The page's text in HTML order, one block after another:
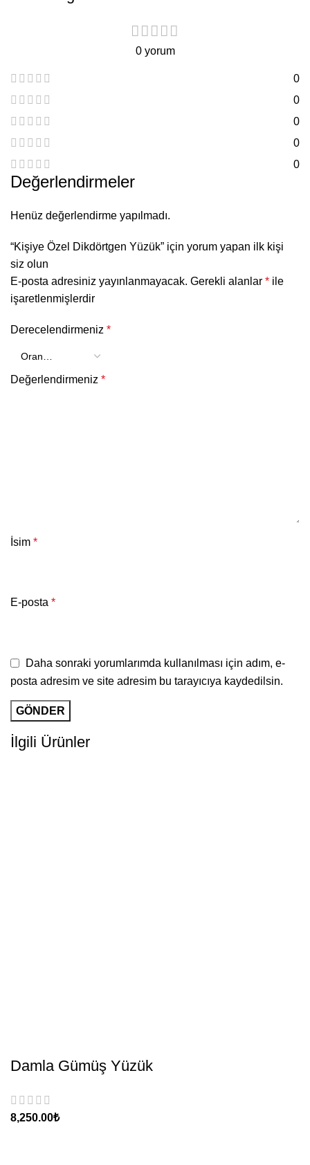
0 yorum
0
0
0
0
0
Değerlendirmeler
Henüz değerlendirme yapılmadı.
“Kişiye Özel Dikdörtgen Yüzük” için yorum yapan ilk kişi
siz olun
E-posta adresiniz yayınlanmayacak. Gerekli alanlar * ile
işaretlenmişlerdir
Derecelendirmeniz *
Değerlendirmeniz *
İsim *
E-posta *
Daha sonraki yorumlarımda kullanılması için adım, e-
posta adresim ve site adresim bu tarayıcıya kaydedilsin.
İlgili Ürünler
Damla Gümüş Yüzük
₺